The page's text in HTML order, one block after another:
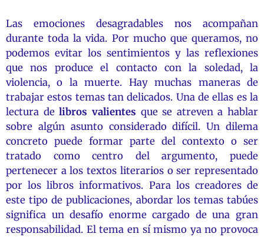
Las emociones desagradables nos acompañan
durante toda la vida. Por mucho que queramos, no
podemos evitar los sentimientos y las reflexiones
que nos produce el contacto con la soledad, la
violencia, o la muerte. Hay muchas maneras de
trabajar estos temas tan delicados. Una de ellas es la
lectura delibros valientes que se atreven a hablar
sobre algún asunto considerado difícil. Un dilema
concreto puede formar parte del contexto o ser
tratado como centro del argumento, puede
pertenecer a los textos literarios o ser representado
por los libros informativos. Para los creadores de
este tipo de publicaciones, abordar los temas tabúes
significa un desafío enorme cargado de una gran
responsabilidad. El tema en sí mismo ya no provoca